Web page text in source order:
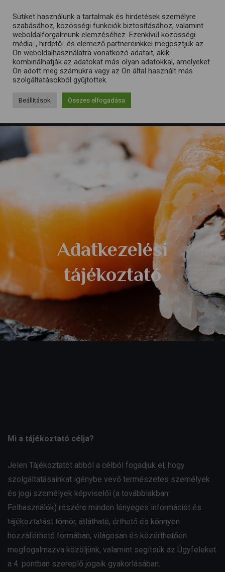
Adatkezelési
tájékoztató
Mi a tájékoztató célja?
Jelen Tájékoztatót abból a célból fogadjuk el, hogy
szolgáltatásainkat igénybe vevő természetes személyek
és jogi személyek képviselői (a továbbiakban:
Felhasználók) részére minden lényeges információt és
tájékoztatást tömör, átlátható, érthető és könnyen
hozzáférhető formában, világosan és közérthetően
megfogalmazva közöljünk, valamint segítsük az Ügyfeleket
a 4. pontban szereplő jogaik gyakorlásában.
Sütiket használunk a tartalmak és hirdetések személyre
szabásához, közösségi funkciók biztosításához, valamint
weboldalforgalmunk elemzéséhez. Ezenkívül közösségi
média-, hirdető- és elemező partnereinkkel megosztjuk az
Ön weboldalhasználatra vonatkozó adatait, akik
kombinálhatják az adatokat más olyan adatokkal, amelyeket
Ön adott meg számukra vagy az Ön által használt más
szolgáltatásokból gyűjtöttek.
Beállítások Összes elfogadása